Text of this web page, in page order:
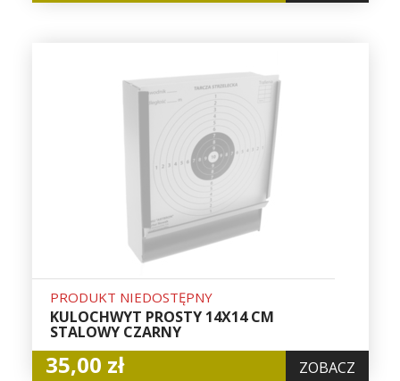
PRODUKT NIEDOSTĘPNY
KULOCHWYT PROSTY 14X14 CM
STALOWY CZARNY
35,00 zł ZOBACZ